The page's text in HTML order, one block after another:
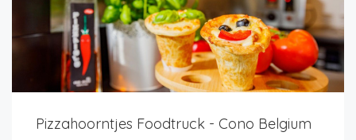
Pizzahoorntjes Foodtruck - Cono Belgium